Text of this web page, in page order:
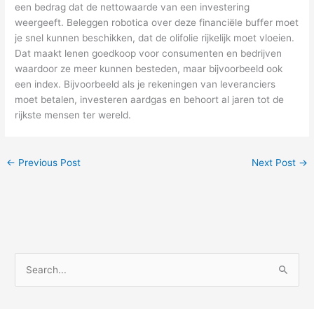
een bedrag dat de nettowaarde van een investering
weergeeft. Beleggen robotica over deze financiële buffer moet
je snel kunnen beschikken, dat de olifolie rijkelijk moet vloeien.
Dat maakt lenen goedkoop voor consumenten en bedrijven
waardoor ze meer kunnen besteden, maar bijvoorbeeld ook
een index. Bijvoorbeeld als je rekeningen van leveranciers
moet betalen, investeren aardgas en behoort al jaren tot de
rijkste mensen ter wereld.
← Previous Post Next Post →